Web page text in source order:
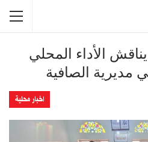
الأداء المحلي
مديرية الصافية
اخبار محلية